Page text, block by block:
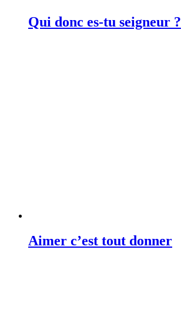
Qui donc es-tu seigneur ?
Aimer c’est tout donner